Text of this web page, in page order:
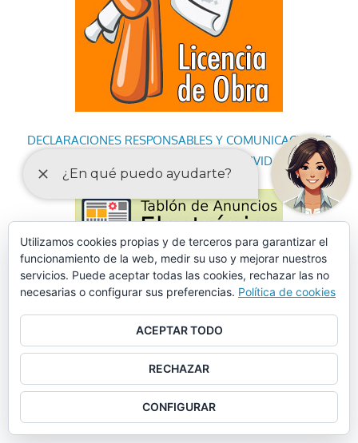
DECLARACIONES RESPONSABLES Y COMUNICACIONES
PREVIAS PARA EL EJERCICIO DE ACTIVIDADES
Utilizamos cookies propias y de terceros para garantizar el
funcionamiento de la web, medir su uso y mejorar nuestros
servicios. Puede aceptar todas las cookies, rechazar las no
necesarias o configurar sus preferencias. Política de cookies
ACEPTAR TODO
RECHAZAR
CONFIGURAR